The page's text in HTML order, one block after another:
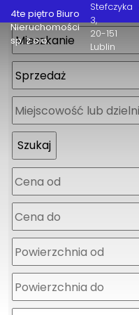
4te piętro Biuro
Nieruchomości
sp. z o.o.
Stefczyka
3
20-151
Lublin